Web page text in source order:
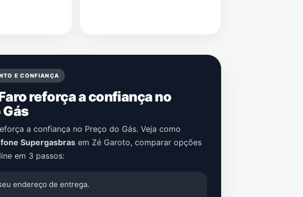
E CONFIANÇA
reforça a confiança no
Gás
a confiança no Preço do Gás. Veja como
Supergasbras em Zé Garoto, comparar opções
em 3 passos:
endereço de entrega.